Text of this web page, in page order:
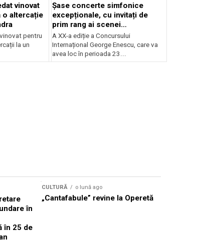
vinovat
o altercație
pentru
la un
Șase concerte simfonice
excepționale, cu invitați de
prim rang ai scenei
internaționale și ansambluri
orchestrale românești de
prestigiu, în programul
Concursului Enescu 2026
A XX-a ediție a Concursului
Internațional George Enescu, care va
avea loc în perioada 23...
în
în 25 de
CULTURĂ o lună ago
„Cantafabule” revine la Operetă